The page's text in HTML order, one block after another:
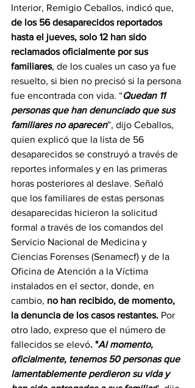
Interior, Remigio Ceballos, indicó que,
de los 56 desaparecidos reportados
hasta el jueves, solo 12 han sido
reclamados oficialmente por sus
familiares, de los cuales un caso ya fue
resuelto, si bien no precisó si la persona
fue encontrada con vida. “Quedan 11
personas que han denunciado que sus
familiares no aparecen”, dijo Ceballos,
quien explicó que la lista de 56
desaparecidos se construyó a través de
reportes informales y en las primeras
horas posteriores al deslave. Señaló
que los familiares de estas personas
desaparecidas hicieron la solicitud
formal a través de los comandos del
Servicio Nacional de Medicina y
Ciencias Forenses (Senamecf) y de la
Oficina de Atención a la Víctima
instalados en el sector, donde, en
cambio, no han recibido, de momento,
la denuncia de los casos restantes. Por
otro lado, expreso que el número de
fallecidos se elevó. "Al momento,
oficialmente, tenemos 50 personas que
lamentablemente perdieron su vida y